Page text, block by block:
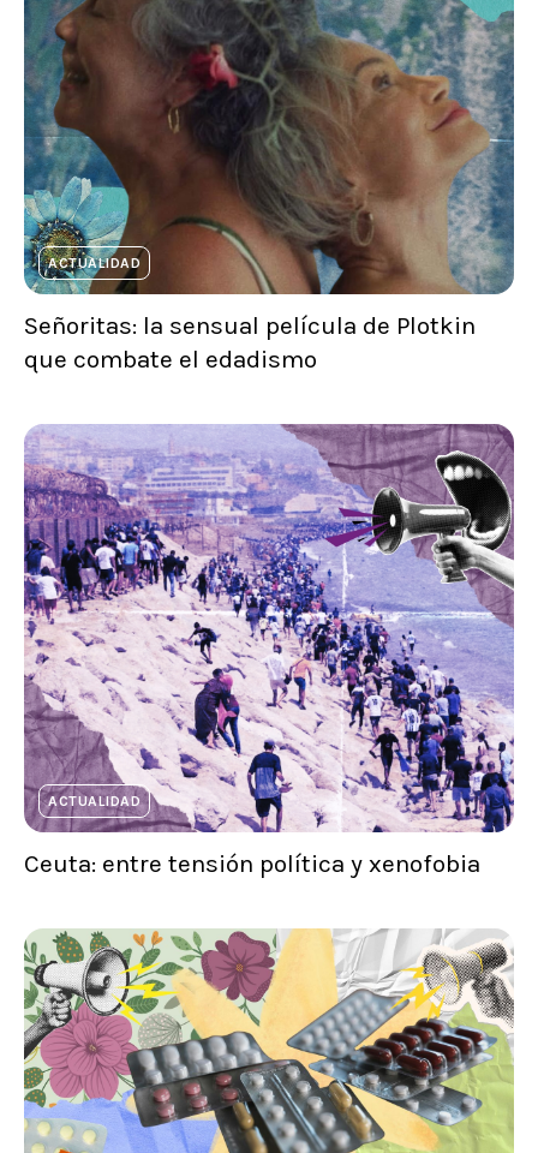
ACTUALIDAD
Señoritas: la sensual película de Plotkin
que combate el edadismo
ACTUALIDAD
Ceuta: entre tensión política y xenofobia